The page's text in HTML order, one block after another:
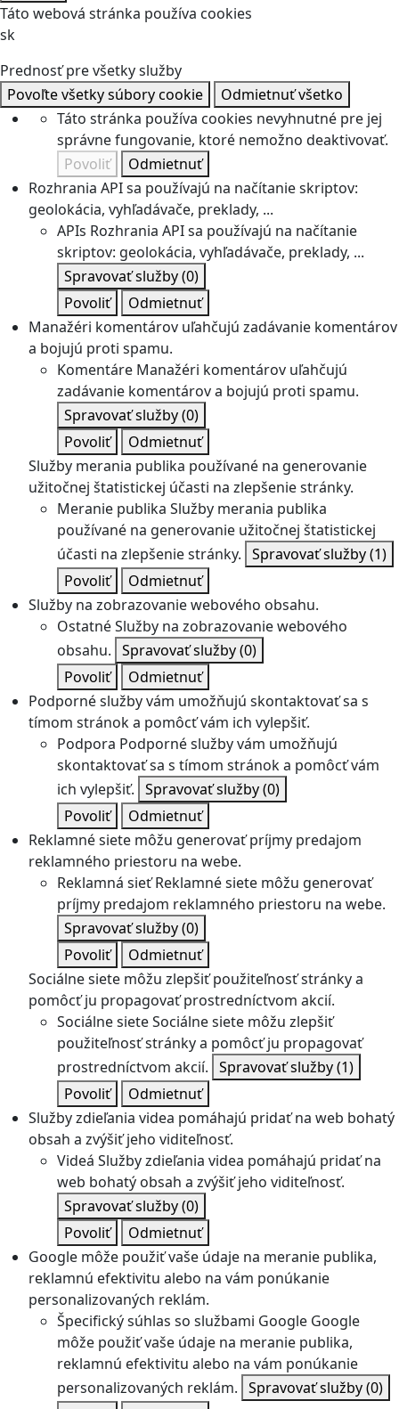
Táto webová stránka používa cookies
sk
Prednosť pre všetky služby
Povoľte všetky súbory cookie
Odmietnuť všetko
Táto stránka používa cookies nevyhnutné pre jej
správne fungovanie, ktoré nemožno deaktivovať.
Povoliť
Odmietnuť
Rozhrania API sa používajú na načítanie skriptov:
geolokácia, vyhľadávače, preklady, ...
APIs Rozhrania API sa používajú na načítanie
skriptov: geolokácia, vyhľadávače, preklady, ...
Spravovať služby(0)
Povoliť
Odmietnuť
Manažéri komentárov uľahčujú zadávanie komentárov
a bojujú proti spamu.
Komentáre Manažéri komentárov uľahčujú
zadávanie komentárov a bojujú proti spamu.
Spravovať služby(0)
Povoliť
Odmietnuť
Služby merania publika používané na generovanie
užitočnej štatistickej účasti na zlepšenie stránky.
Meranie publika Služby merania publika
používané na generovanie užitočnej štatistickej
účasti na zlepšenie stránky. Spravovať služby(1)
Povoliť
Odmietnuť
Služby na zobrazovanie webového obsahu.
OstatnéSlužby na zobrazovanie webového
obsahu. Spravovať služby(0)
Povoliť
Odmietnuť
Podporné služby vám umožňujú skontaktovať sa s
tímom stránok a pomôcť vám ich vylepšiť.
Podpora Podporné služby vám umožňujú
skontaktovať sa s tímom stránok a pomôcť vám
ich vylepšiť. Spravovať služby(0)
Povoliť
Odmietnuť
Reklamné siete môžu generovať príjmy predajom
reklamného priestoru na webe.
Reklamná sieť Reklamné siete môžu generovať
príjmy predajom reklamného priestoru na webe.
Spravovať služby(0)
Povoliť
Odmietnuť
Sociálne siete môžu zlepšiť použiteľnosť stránky a
pomôcť ju propagovať prostredníctvom akcií.
Sociálne sieteSociálne siete môžu zlepšiť
použiteľnosť stránky a pomôcť ju propagovať
prostredníctvom akcií. Spravovať služby(1)
Povoliť
Odmietnuť
Služby zdieľania videa pomáhajú pridať na web bohatý
obsah a zvýšiť jeho viditeľnosť.
Videá Služby zdieľania videa pomáhajú pridať na
web bohatý obsah a zvýšiť jeho viditeľnosť.
Spravovať služby(0)
Povoliť
Odmietnuť
Google môže použiť vaše údaje na meranie publika,
reklamnú efektivitu alebo na vám ponúkanie
personalizovaných reklám.
Špecifický súhlas so službami Google Google
môže použiť vaše údaje na meranie publika,
reklamnú efektivitu alebo na vám ponúkanie
personalizovaných reklám. Spravovať služby(0)